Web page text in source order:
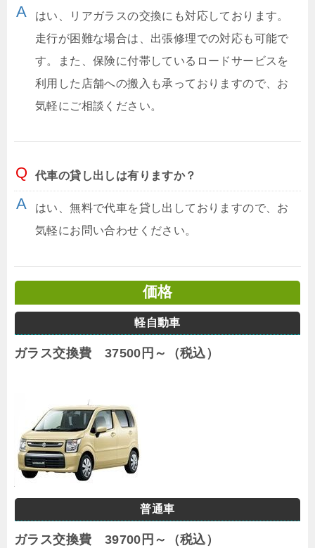
はい、リアガラスの交換にも対応しております。
走行が困難な場合は、出張修理での対応も可能で
す。また、保険に付帯しているロードサービスを
利用した店舗への搬入も承っておりますので、お
気軽にご相談ください。
代車の貸し出しは有りますか？
はい、無料で代車を貸し出しておりますので、お
気軽にお問い合わせください。
価格
軽自動車
ガラス交換費 37500円～（税込）
普通車
ガラス交換費 39700円～（税込）